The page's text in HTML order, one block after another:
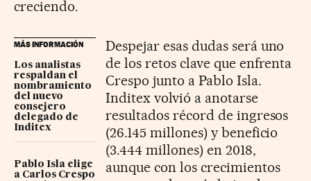
creciendo.
MÁS INFORMACIÓN
Los analistas
respaldan el
nombramiento
del nuevo
consejero
delegado de
Inditex
Pablo Isla elige
a Carlos Crespo
Despejar esas dudas será uno
de los retos clave que enfrenta
Crespo junto a Pablo Isla.
Inditex volvió a anotarse
resultados récord de ingresos
(26.145 millones) y beneficio
(3.444 millones) en 2018,
aunque con los crecimientos